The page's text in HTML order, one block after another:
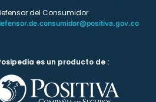
del Consumidor
es un producto de :